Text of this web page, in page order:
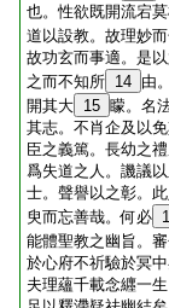
也。性欲既開流宕
道以設教。故理妙
故功玄而事適。是
之而不知所 14 由
開其大 15 矇。名
其志。不肖企及以
臣之義篤。長幼之
爲失道之人。譏議
士。聲譽以之彰。
臾而忘善哉。何必
能體聖教之幽旨。
於心府不祈驗於冥
夫理蘊千載念纒一